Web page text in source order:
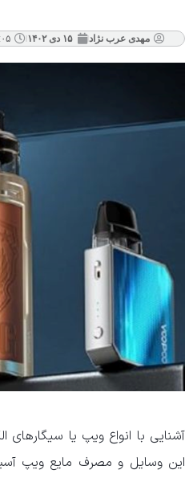
مهدی عرب نژاد ۱۵ دی ۱۴۰۲ ۲:۰۵
آشنایی با انواع ویپ یا سیگارهای
این وسایل و مصرف مایع ویپ